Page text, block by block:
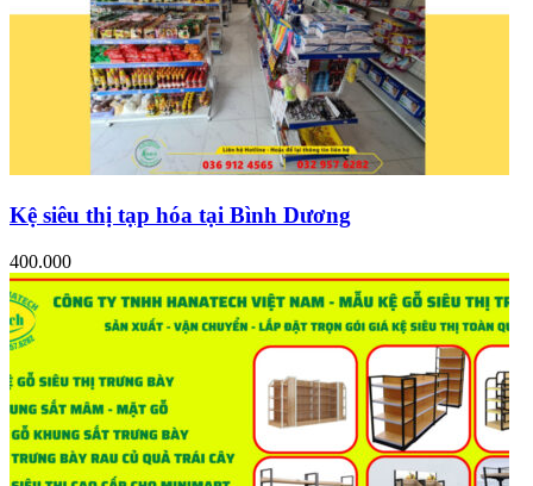
Kệ siêu thị tạp hóa tại Bình Dương
400.000